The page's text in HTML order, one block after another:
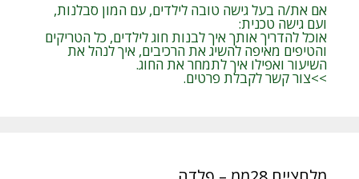
אם את/ה בעל גישה טובה לילדים, עם המון סבלנות,
ועם גישה טכנית:
אוכל להדריך אותך איך לבנות חוג לילדים, כל הטריקים
והטיפים מאיפה להשיג את הרכיבים, איך לנהל את
השיעור ואפילו איך לתמחר את החוג.
>>צור קשר לקבלת פרטים.